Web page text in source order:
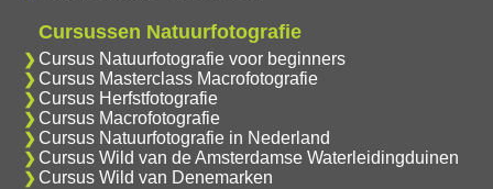
Cursussen Natuurfotografie
Cursus Natuurfotografie voor beginners
Cursus Masterclass Macrofotografie
Cursus Herfstfotografie
Cursus Macrofotografie
Cursus Natuurfotografie in Nederland
Cursus Wild van de Amsterdamse Waterleidingduinen
Cursus Wild van Denemarken